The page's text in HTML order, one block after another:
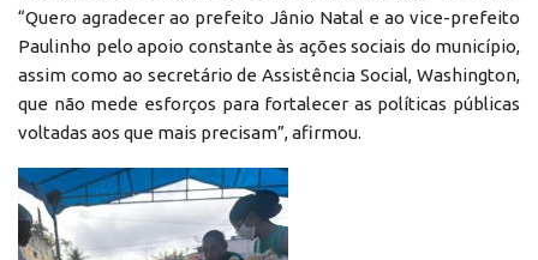
“Quero agradecer ao prefeito Jânio Natal e ao vice-prefeito
Paulinho pelo apoio constante às ações sociais do município,
assim como ao secretário de Assistência Social, Washington,
que não mede esforços para fortalecer as políticas públicas
voltadas aos que mais precisam”, afirmou.